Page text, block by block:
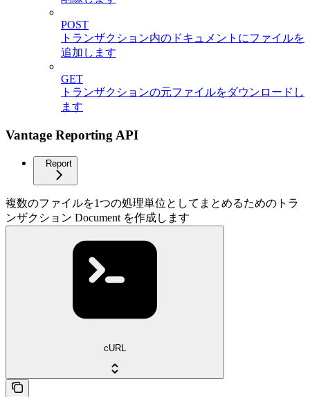
POST
トランザクション内のドキュメントにファイルを
追加します
GET
トランザクションの元ファイルをダウンロードし
ます
Vantage Reporting API
Report
複数のファイルを1つの処理単位としてまとめるためのトラ
ンザクション Document を作成します
cURL